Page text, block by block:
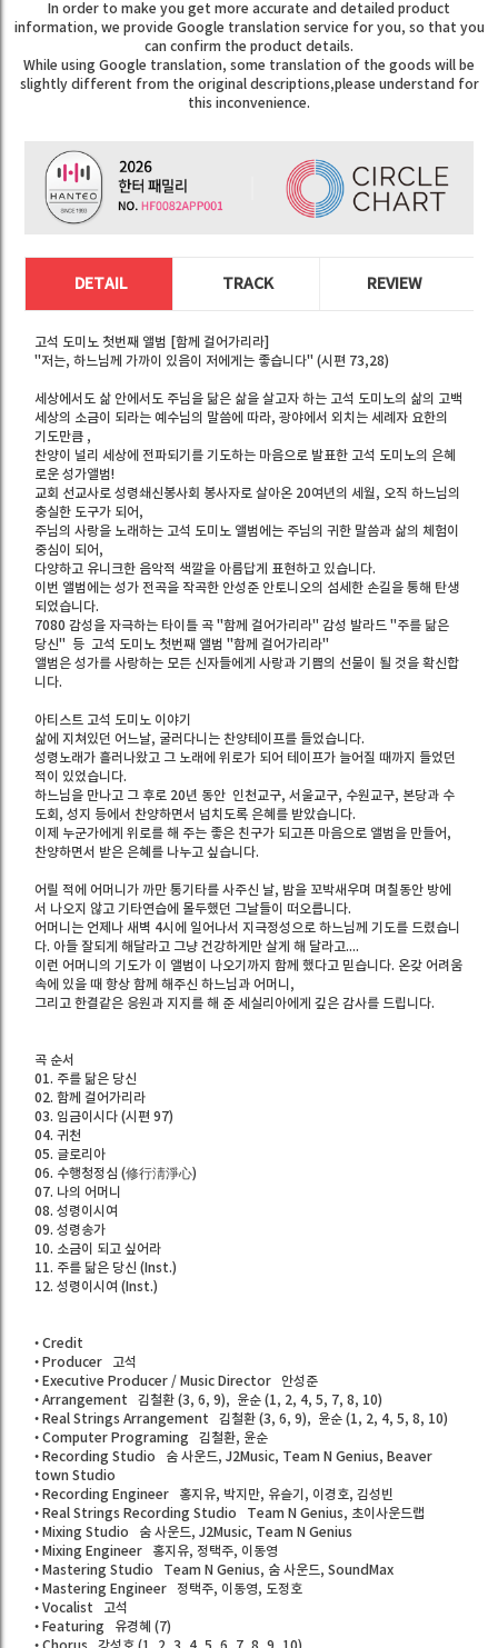
In order to make you get more accurate and detailed product
information, we provide Google translation service for you, so that you
can confirm the product details.
While using Google translation, some translation of the goods will be
slightly different from the original descriptions,please understand for
this inconvenience.
DETAIL TRACK REVIEW
고석 도미노 첫번째 앨범 [함께 걸어가리라]
"저는, 하느님께 가까이 있음이 저에게는 좋습니다" (시편 73,28)
세상에서도 삶 안에서도 주님을 닮은 삶을 살고자 하는 고석 도미노의 삶의 고백
세상의 소금이 되라는 예수님의 말씀에 따라, 광야에서 외치는 세례자 요한의
기도만큼 ,
찬양이 널리 세상에 전파되기를 기도하는 마음으로 발표한 고석 도미노의 은혜
로운 성가앨범!
교회 선교사로 성령쇄신봉사회 봉사자로 살아온 20여년의 세월, 오직 하느님의
충실한 도구가 되어,
주님의 사랑을 노래하는 고석 도미노 앨범에는 주님의 귀한 말씀과 삶의 체험이
중심이 되어,
다양하고 유니크한 음악적 색깔을 아름답게 표현하고 있습니다.
이번 앨범에는 성가 전곡을 작곡한 안성준 안토니오의 섬세한 손길을 통해 탄생
되었습니다.
7080 감성을 자극하는 타이틀 곡 "함께 걸어가리라" 감성 발라드 "주를 닮은
당신" 등 고석 도미노 첫번째 앨범 "함께 걸어가리라"
앨범은 성가를 사랑하는 모든 신자들에게 사랑과 기쁨의 선물이 될 것을 확신합
니다.
아티스트 고석 도미노 이야기
삶에 지쳐있던 어느날, 굴러다니는 찬양테이프를 들었습니다.
성령노래가 흘러나왔고 그 노래에 위로가 되어 테이프가 늘어질 때까지 들었던
적이 있었습니다.
하느님을 만나고 그 후로 20년 동안 인천교구, 서울교구, 수원교구, 본당과 수
도회, 성지 등에서 찬양하면서 넘치도록 은혜를 받았습니다.
이제 누군가에게 위로를 해 주는 좋은 친구가 되고픈 마음으로 앨범을 만들어,
찬양하면서 받은 은혜를 나누고 싶습니다.
어릴 적에 어머니가 까만 통기타를 사주신 날, 밤을 꼬박새우며 며칠동안 방에
서 나오지 않고 기타연습에 몰두했던 그날들이 떠오릅니다.
어머니는 언제나 새벽 4시에 일어나서 지극정성으로 하느님께 기도를 드렸습니
다. 아들 잘되게 해달라고 그냥 건강하게만 살게 해 달라고....
이런 어머니의 기도가 이 앨범이 나오기까지 함께 했다고 믿습니다. 온갖 어려움
속에 있을 때 항상 함께 해주신 하느님과 어머니,
그리고 한결같은 응원과 지지를 해 준 세실리아에게 깊은 감사를 드립니다.
곡 순서
01. 주를 닮은 당신
02. 함께 걸어가리라
03. 임금이시다 (시편 97)
04. 귀천
05. 글로리아
06. 수행청정심 (修行淸淨心)
07. 나의 어머니
08. 성령이시여
09. 성령송가
10. 소금이 되고 싶어라
11. 주를 닮은 당신 (Inst.)
12. 성령이시여 (Inst.)
• Credit
• Producer 고석
• Executive Producer / Music Director 안성준
• Arrangement 김철환 (3, 6, 9), 윤순 (1, 2, 4, 5, 7, 8, 10)
• Real Strings Arrangement 김철환 (3, 6, 9), 윤순 (1, 2, 4, 5, 8, 10)
• Computer Programing 김철환, 윤순
• Recording Studio 숨 사운드, J2Music, Team N Genius, Beaver
town Studio
• Recording Engineer 홍지유, 박지만, 유슬기, 이경호, 김성빈
• Real Strings Recording Studio Team N Genius, 초이사운드랩
• Mixing Studio 숨 사운드, J2Music, Team N Genius
• Mixing Engineer 홍지유, 정택주, 이동영
• Mastering Studio Team N Genius, 숨 사운드, SoundMax
• Mastering Engineer 정택주, 이동영, 도정호
• Vocalist 고석
• Featuring 유경혜 (7)